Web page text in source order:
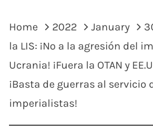
Home 2022 January
la LIS: ¡No a la agresión del
Ucrania! ¡Fuera la OTAN y
¡Basta de guerras al servicio
imperialistas!